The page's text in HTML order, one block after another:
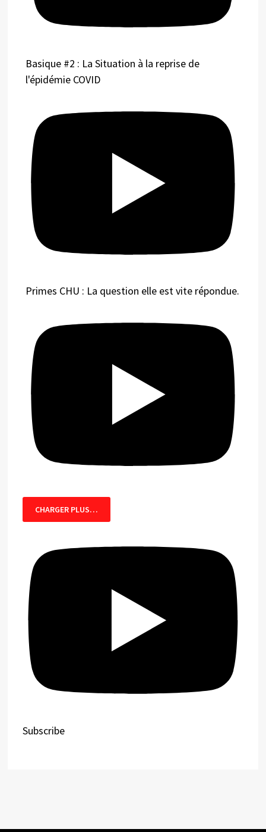
Basique #2 : La Situation à la reprise de
l'épidémie COVID
Primes CHU : La question elle est vite répondue.
CHARGER PLUS…
Subscribe